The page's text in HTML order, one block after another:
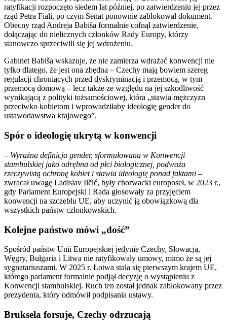
ratyfikacji rozpoczęto siedem lat później, po zatwierdzeniu jej przez
rząd Petra Fiali, po czym Senat ponownie zablokował dokument.
Obecny rząd Andreja Babiša formalnie cofnął zatwierdzenie,
dołączając do nielicznych członków Rady Europy, którzy
stanowczo sprzeciwili się jej wdrożeniu.
Gabinet Babiša wskazuje, że nie zamierza wdrażać konwencji nie
tylko dlatego, że jest ona zbędna – Czechy mają bowiem szereg
regulacji chroniących przed dyskryminacją i przemocą, w tym
przemocą domową – lecz także ze względu na jej szkodliwość
wynikającą z polityki tożsamościowej, która „stawia mężczyzn
przeciwko kobietom i wprowadziłaby ideologię gender do
ustawodawstwa krajowego”.
Spór o ideologię ukrytą w konwencji
– Wyraźna definicja gender, sformułowana w Konwencji
stambulskiej jako odrębna od płci biologicznej, podważa
rzeczywistą ochronę kobiet i stawia ideologię ponad faktami –
zwracał uwagę Ladislav Ilčić, były chorwacki europoseł, w 2023 r.,
gdy Parlament Europejski i Rada głosowały za przyjęciem
konwencji na szczeblu UE, aby uczynić ją obowiązkową dla
wszystkich państw członkowskich.
Kolejne państwo mówi „dość”
Spośród państw Unii Europejskiej jedynie Czechy, Słowacja,
Węgry, Bułgaria i Litwa nie ratyfikowały umowy, mimo że są jej
sygnatariuszami. W 2025 r. Łotwa stała się pierwszym krajem UE,
którego parlament formalnie podjął decyzję o wystąpieniu z
Konwencji stambulskiej. Ruch ten został jednak zablokowany przez
prezydenta, który odmówił podpisania ustawy.
Bruksela forsuje, Czechy odrzucają